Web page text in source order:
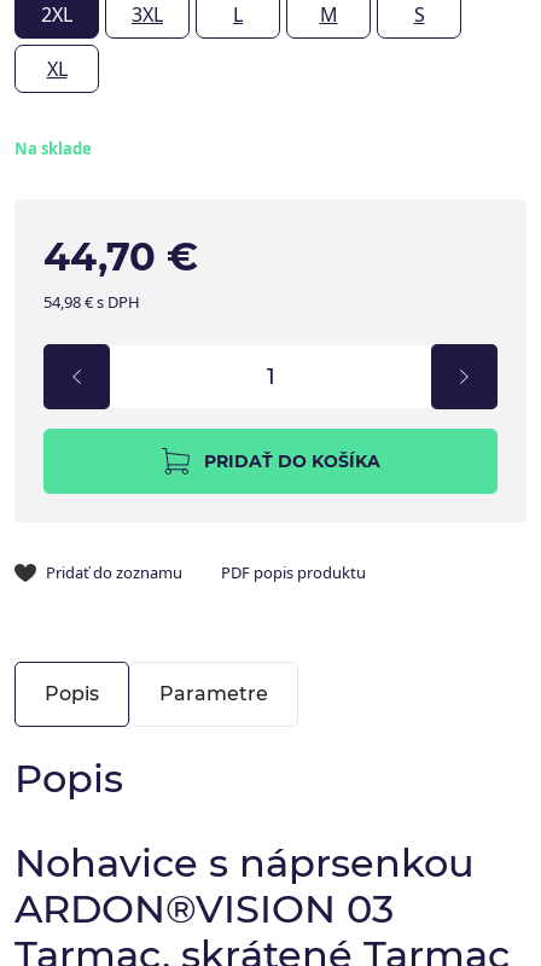
2XL 3XL L M S
XL
Na sklade
44,70 €
54,98 € s DPH
PRIDAŤ DO KOŠÍKA
Pridať do zoznamu PDF popis produktu
Popis Parametre
Popis
Nohavice s náprsenkou
ARDON®VISION 03
Tarmac, skrátené Tarmac